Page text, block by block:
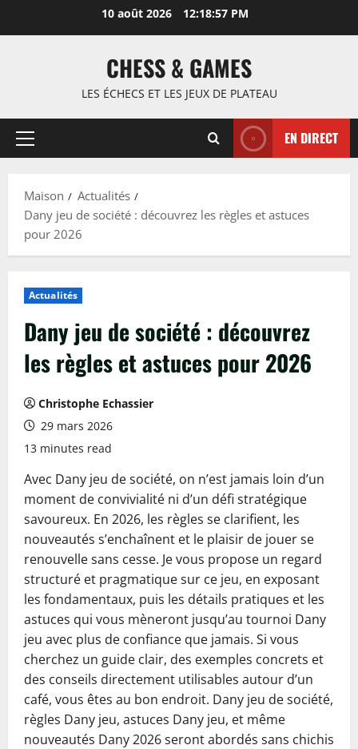
10 août 2026 12:18:58 PM
CHESS & GAMES
LES ÉCHECS ET LES JEUX DE PLATEAU
Menu
EN DIRECT
Maison
Actualités
Dany jeu de société : découvrez les règles et astuces
pour 2026
Actualités
Dany jeu de société : découvrez
les règles et astuces pour 2026
Christophe Echassier
29 mars 2026
13 minutes read
Avec Dany jeu de société, on n’est jamais loin d’un
moment de convivialité ni d’un défi stratégique
savoureux. En 2026, les règles se clarifient, les
nouveautés s’enchaînent et le plaisir de jouer se
renouvelle sans cesse. Je vous propose un regard
structuré et pragmatique sur ce jeu, en exposant
les fondamentaux, puis les détails pratiques et les
astuces qui vous mèneront jusqu’au tournoi Dany
jeu avec plus de confiance que jamais. Si vous
cherchez un guide clair, des exemples concrets et
des conseils directement utilisables autour d’un
café, vous êtes au bon endroit. Dany jeu de société,
règles Dany jeu, astuces Dany jeu, et même
nouveautés Dany 2026 seront abordés sans chichis